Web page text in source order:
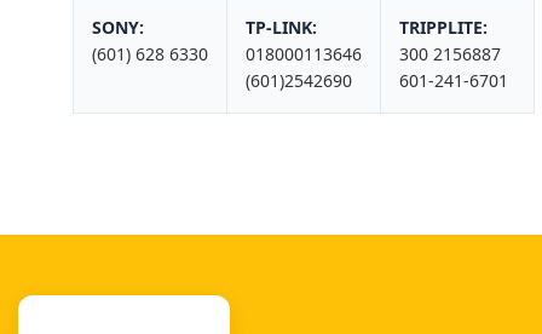
SONY:
(601) 628 6330
TP-LINK:
018000113646
(601)2542690
TRIPPLITE:
300 2156887
601-241-6701